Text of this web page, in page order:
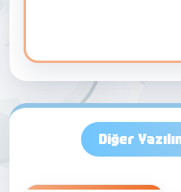
Diğer